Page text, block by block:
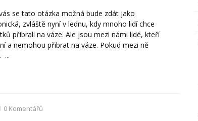
se tato otázka možná bude zdát jako
zvláště nyní v lednu, kdy mnoho lidí chce
přibrali na váze. Ale jsou mezi námi lidé, kteří
a nemohou přibrat na váze. Pokud mezi ně
...
0 Komentářů